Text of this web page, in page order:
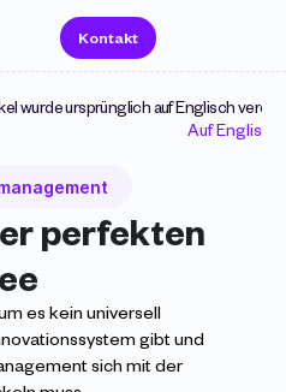
Kontakt
wurde ursprünglich auf Englisch
Auf Englisch
perfekten
es kein universell
gibt und
sich mit der